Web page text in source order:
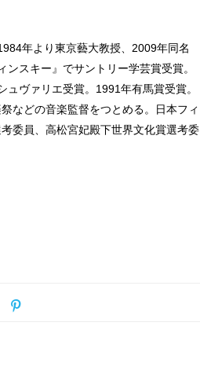
年より東京藝大教授、2009年同名
スキー』でサントリー学芸賞受賞。
ヴァリエ受賞。1991年有馬賞受賞。
などの音楽監督をつとめる。日本フィ
委員、高松宮妃殿下世界文化賞選考委